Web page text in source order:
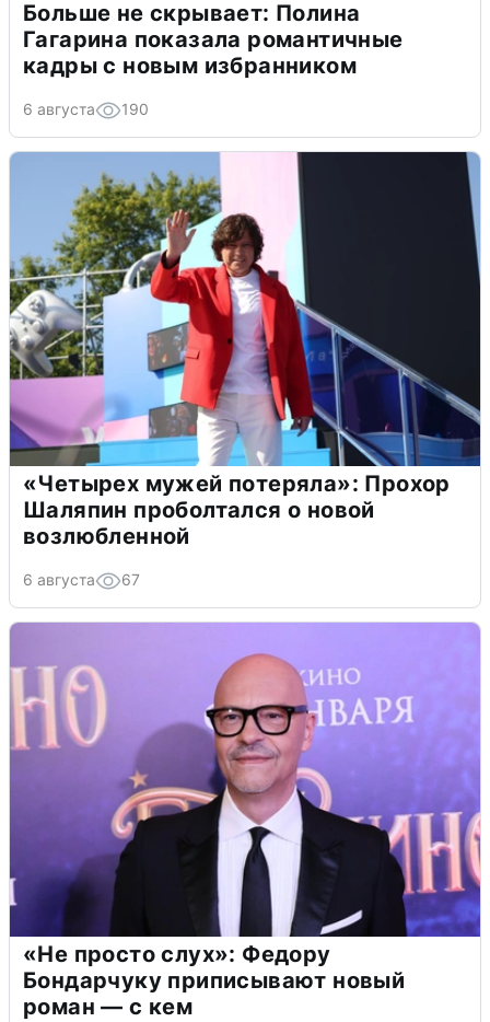
Больше не скрывает: Полина
Гагарина показала романтичные
кадры с новым избранником
6 августа 190
«Четырех мужей потеряла»: Прохор
Шаляпин проболтался о новой
возлюбленной
6 августа 67
«Не просто слух»: Федору
Бондарчуку приписывают новый
роман — с кем